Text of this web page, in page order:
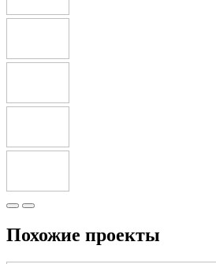
Похожие проекты